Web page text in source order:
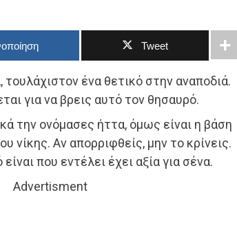
Tweet
ένα θετικό στην αναποδιά.
για να βρεις αυτό τον θησαυρό.
την ονόμασες ήττα, όμως είναι η βάση
νίκης. Αν απορριφθείς, μην το κρίνεις.
που εντέλει έχει αξία για σένα.
Advertisment